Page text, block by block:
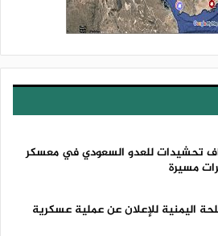
تحشيدات للعدو السعودي في معسكر
مسيرة
اليمنية للإعلان عن عملية عسكرية